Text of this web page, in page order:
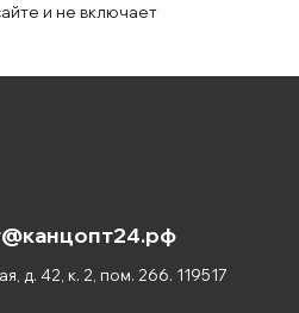
и не включает
д. 42, к. 2, пом. 266. 119517